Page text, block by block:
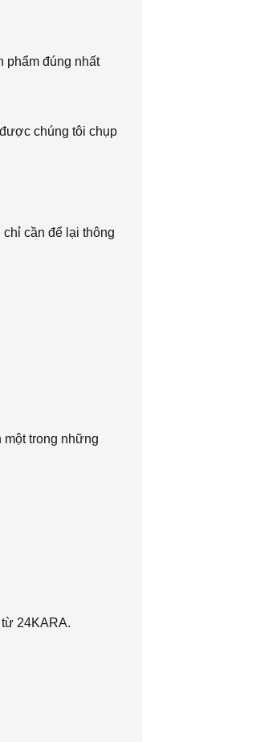
phẩm đúng nhất
chúng tôi chụp
chỉ cần để lại thông
trong những
24KARA.